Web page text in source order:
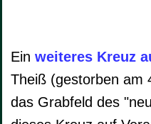
Ein weiteres Kreuz
Theiß (gestorben am
das Grabfeld des